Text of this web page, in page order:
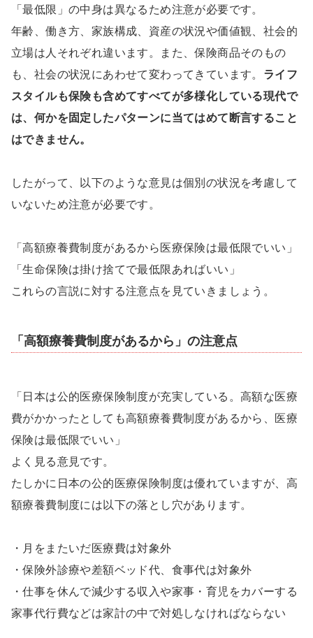
「最低限」の中身は異なるため注意が必要です。
年齢、働き方、家族構成、資産の状況や価値観、社会的
立場は人それぞれ違います。また、保険商品そのもの
も、社会の状況にあわせて変わってきています。 ライフ
スタイルも保険も含めてすべてが多様化している現代で
は、何かを固定したパターンに当てはめて断言すること
はできません。
したがって、以下のような意見は個別の状況を考慮して
いないため注意が必要です。
「高額療養費制度があるから医療保険は最低限でいい」
「生命保険は掛け捨てで最低限あればいい」
これらの言説に対する注意点を見ていきましょう。
「高額療養費制度があるから」の注意点
「日本は公的医療保険制度が充実している。高額な医療
費がかかったとしても高額療養費制度があるから、医療
保険は最低限でいい」
よく見る意見です。
たしかに日本の公的医療保険制度は優れていますが、高
額療養費制度には以下の落とし穴があります。
・月をまたいだ医療費は対象外
・保険外診療や差額ベッド代、食事代は対象外
・仕事を休んで減少する収入や家事・育児をカバーする
家事代行費などは家計の中で対処しなければならない